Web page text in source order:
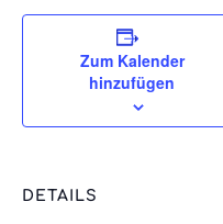
Zum Kalender
hinzufügen
DETAILS